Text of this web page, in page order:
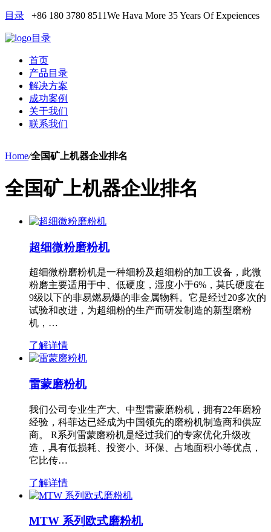
目录 +86 180 3780 8511We Hava More 35 Years Of Expeiences
目录
首页
产品目录
解决方案
成功案例
关于我们
联系我们
Home/全国矿上机器企业排名
全国矿上机器企业排名
超细微粉磨粉机
超细微粉磨粉机是一种细粉及超细粉的加工设备，此微
粉磨主要适用于中、低硬度，湿度小于6%，莫氏硬度在
9级以下的非易燃易爆的非金属物料。它是经过20多次的
试验和改进，为超细粉的生产而研发制造的新型磨粉
机，…
了解详情
雷蒙磨粉机
我们公司专业生产大、中型雷蒙磨粉机，拥有22年磨粉
经验，科菲达已经成为中国领先的磨粉机制造商和供应
商。 R系列雷蒙磨粉机是经过我们的专家优化升级改
造，具有低损耗、投资小、环保、占地面积小等优点，
它比传…
了解详情
MTW 系列欧式磨粉机